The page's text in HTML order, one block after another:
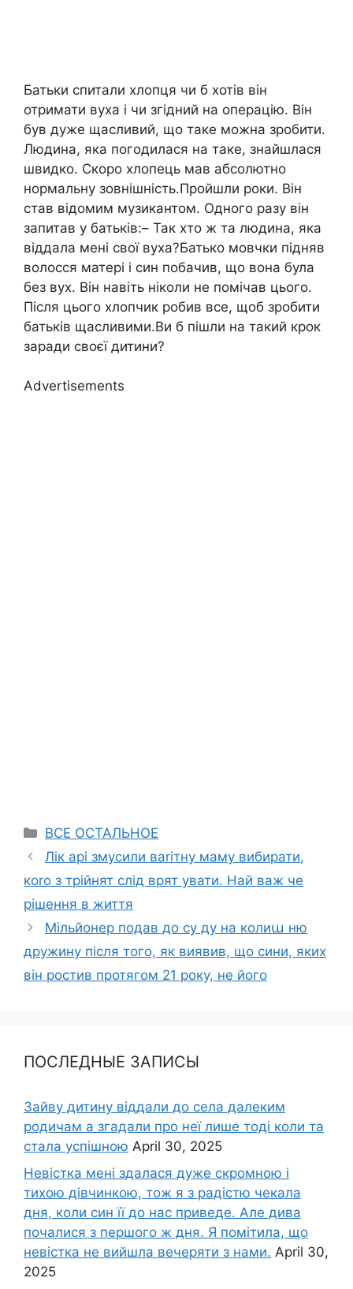
Батьки спитали хлопця чи б хотів він
отримати вуха і чи згідний на операцію. Він
був дуже щасливий, що таке можна зробити.
Людина, яка погодилася на таке, знайшлася
швидко. Скоро хлопець мав абсолютно
нормальну зовнішність.Пройшли роки. Він
став відомим музикантом. Одного разу він
запитав у батьків:– Так хто ж та людина, яка
віддaла мені свої вуха?Батько мовчки підняв
волосся матері і син побачив, що вона була
без вух. Він навіть ніколи не помічав цього.
Після цього хлопчик робив все, щоб зробити
батьків щасливими.Ви б пішли на такий крок
заради своєї дитини?
Advertisements
Categories
ВСЕ ОСТАЛЬНОЕ
Лік арі змусили ваrітну маму вибирати,
коrо з трійнят слід врят увати. Най важ че
рішення в життя
Мільйонер подав до су ду на колиա ню
дружину після того, як виявив, що сини, яких
він ростив протягом 21 року, не його
ПОСЛЕДНЫЕ ЗАПИСЫ
Зайву дитину віддали до села далеким
родичам а згадали про неї лише тоді коли та
стала успішною April 30, 2025
Невістка мені здалася дуже скромною і
тихою дівчинкою, тож я з радістю чекала
дня, коли син її до нас приведе. Але дива
почалися з першого ж дня. Я помітила, що
невістка не вийшла вечеряти з нами. April 30,
2025